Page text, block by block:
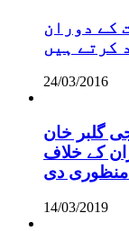
کے دوران
کرتے ہیں
24/03/2016
گلبر خان
کے خلاف
منظوری دی
14/03/2019